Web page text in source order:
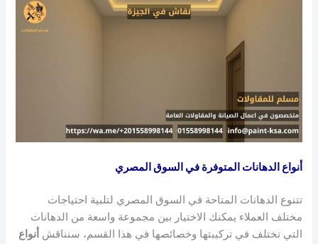
أنواع الدهانات المتوفرة في السوق المصري
تتنوع الدهانات المتاحة في السوق المصري لتلبية احتياجات
مختلف العملاء يمكنك الاختيار بين مجموعة واسعة من الدهانات
التي تختلف في تركيبتها وخصائصها في هذا القسم، سنناقش أنواع